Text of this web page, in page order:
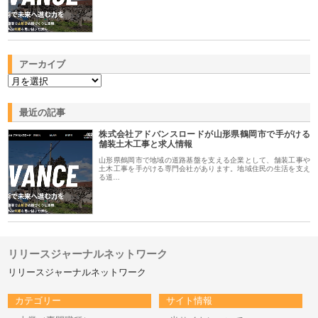
アーカイブ
最近の記事
株式会社アドバンスロードが山形県鶴岡市で手がける
舗装土木工事と求人情報
山形県鶴岡市で地域の道路基盤を支える企業として、舗装工事や
土木工事を手がける専門会社があります。地域住民の生活を支え
る道…
リリースジャーナルネットワーク
リリースジャーナルネットワーク
カテゴリー
サイト情報